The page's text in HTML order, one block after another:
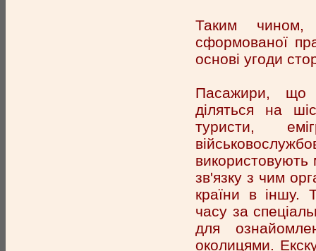
Таким чином,
сформованої
основі угоди
Пасажири, що
діляться на
туристи,
зв'язку з чим
країни в іншу.
часу за
для
околицями.